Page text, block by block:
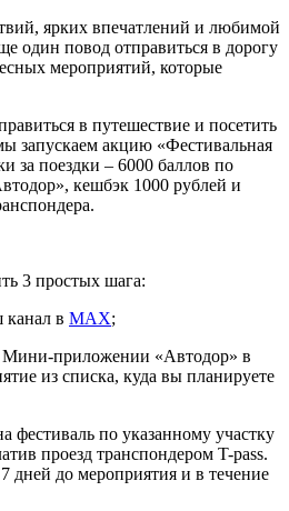
ярких впечатлений и любимой
один повод отправиться в дорогу
мероприятий, которые
в путешествие и посетить
запускаем акцию «Фестивальная
за поездки – 6000 баллов по
кешбэк 1000 рублей и
3 простых шага:
в MAX;
Мини-приложении «Автодор» в
из списка, куда вы планируете
по указанному участку
проезд транспондером T-pass.
дней до мероприятия и в течение